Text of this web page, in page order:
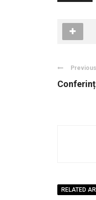
RELATED